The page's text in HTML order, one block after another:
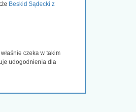
Beskid Sądecki z
czeka w takim
udogodnienia dla